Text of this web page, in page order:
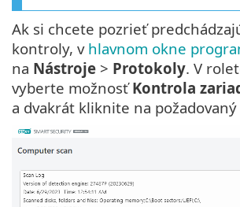
Ak si chcete pozrieť
kontroly, v hlavnom okne
na Nástroje > Protokoly. V
vyberte možnosťKontrola
a dvakrát kliknite na požadovaný